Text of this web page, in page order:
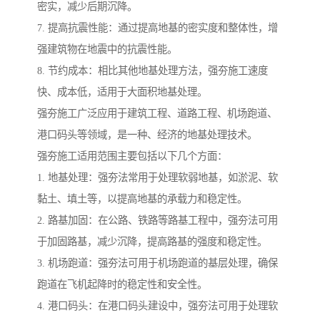
密实，减少后期沉降。
7. 提高抗震性能：通过提高地基的密实度和整体性，增
强建筑物在地震中的抗震性能。
8. 节约成本：相比其他地基处理方法，强夯施工速度
快、成本低，适用于大面积地基处理。
强夯施工广泛应用于建筑工程、道路工程、机场跑道、
港口码头等领域，是一种、经济的地基处理技术。
强夯施工适用范围主要包括以下几个方面：
1. 地基处理：强夯法常用于处理软弱地基，如淤泥、软
黏土、填土等，以提高地基的承载力和稳定性。
2. 路基加固：在公路、铁路等路基工程中，强夯法可用
于加固路基，减少沉降，提高路基的强度和稳定性。
3. 机场跑道：强夯法可用于机场跑道的基层处理，确保
跑道在飞机起降时的稳定性和安全性。
4. 港口码头：在港口码头建设中，强夯法可用于处理软